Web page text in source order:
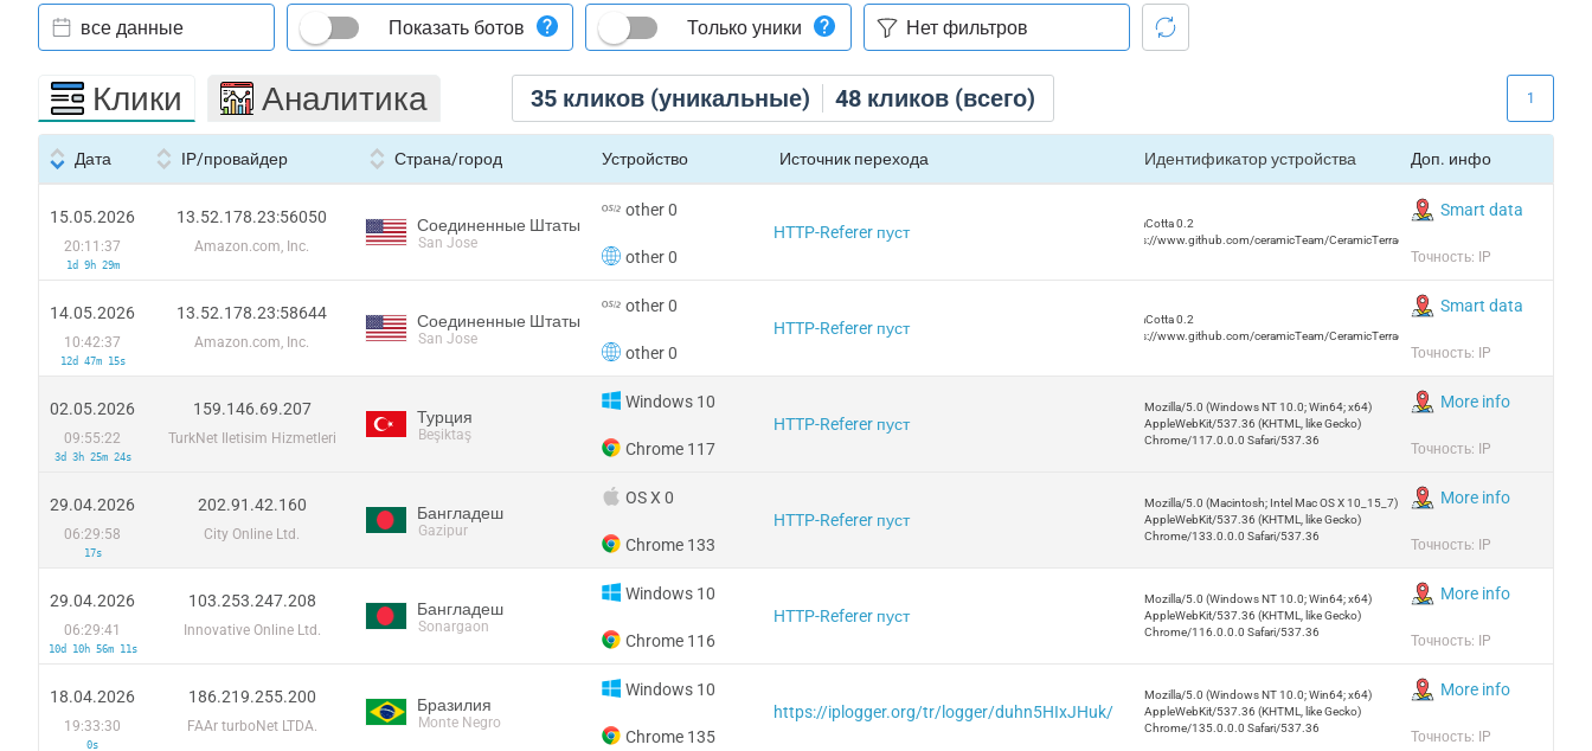
35 кликов (уникальные) 48 кликов (всего)
все данные Показать ботов Только уники
Клики Аналитика 1
Дата IP/провайдер Страна/город Устройство Источник перехода Идентификатор устройства Доп. инфо
15.05.2026
20:11:37
1d 9h 29m
13.52.178.23:56050
Amazon.com, Inc.
Соединенные Штаты
San Jose
other 0
other 0
HTTP-Referer пуст
TerraCotta 0.2
https://www.github.com/ceramicTeam/CeramicTerracotta
Smart data
Точность: IP
14.05.2026
10:42:37
12d 47m 15s
13.52.178.23:58644
Amazon.com, Inc.
Соединенные Штаты
San Jose
other 0
other 0
HTTP-Referer пуст
TerraCotta 0.2
https://www.github.com/ceramicTeam/CeramicTerracotta
Smart data
Точность: IP
02.05.2026
09:55:22
3d 3h 25m 24s
159.146.69.207
TurkNet Iletisim Hizmetleri
Турция
Beşiktaş
Windows 10
Chrome 117
HTTP-Referer пуст
Mozilla/5.0 (Windows NT 10.0; Win64; x64)
AppleWebKit/537.36 (KHTML, like Gecko)
Chrome/117.0.0.0 Safari/537.36
More info
Точность: IP
29.04.2026
06:29:58
17s
202.91.42.160
City Online Ltd.
Бангладеш
Gazipur
OS X 0
Chrome 133
HTTP-Referer пуст
Mozilla/5.0 (Macintosh; Intel Mac OS X 10_15_7)
AppleWebKit/537.36 (KHTML, like Gecko)
Chrome/133.0.0.0 Safari/537.36
More info
Точность: IP
29.04.2026
06:29:41
10d 10h 56m 11s
103.253.247.208
Innovative Online Ltd.
Бангладеш
Sonargaon
Windows 10
Chrome 116
HTTP-Referer пуст
Mozilla/5.0 (Windows NT 10.0; Win64; x64)
AppleWebKit/537.36 (KHTML, like Gecko)
Chrome/116.0.0.0 Safari/537.36
More info
Точность: IP
18.04.2026
19:33:30
0s
186.219.255.200
FAAr turboNet LTDA.
Бразилия
Monte Negro
Windows 10
Chrome 135
https://iplogger.org/tr/logger/duhn5HIxJHuk/
Mozilla/5.0 (Windows NT 10.0; Win64; x64)
AppleWebKit/537.36 (KHTML, like Gecko)
Chrome/135.0.0.0 Safari/537.36
More info
Точность: IP